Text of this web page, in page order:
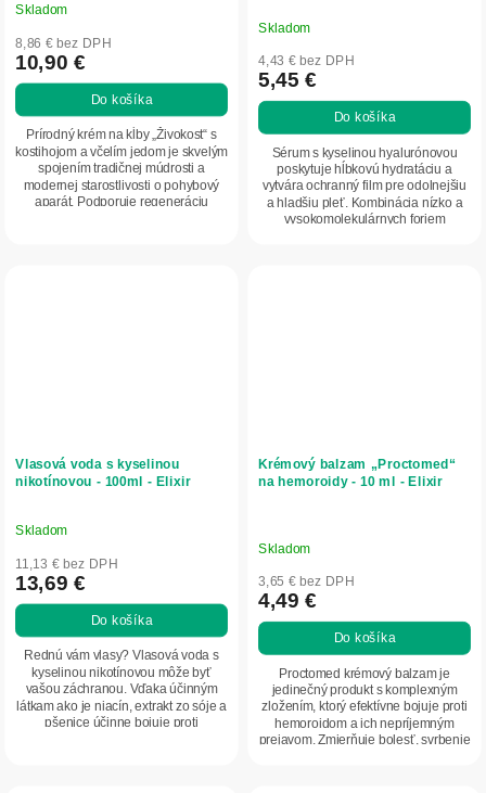
Priemerné
hodnotenie
produktu
je
5,0
5
hviezdičiek.
Skladom
8,86 € bez DPH
10,90 €
Do košíka
Prírodný krém na kĺby „Živokost“ s
kostihojom a včelím jedom je skvelým
spojením tradičnej múdrosti a
modernej starostlivosti o pohybový
aparát. Podporuje regeneráciu
Skladom
4,43 € bez DPH
5,45 €
Do košíka
Sérum s kyselinou hyalurónovou
poskytuje hĺbkovú hydratáciu a
vytvára ochranný film pre odolnejšiu
a hladšiu pleť. Kombinácia nízko a
vysokomolekulárnych foriem
Vlasová voda s kyselinou
nikotínovou - 100ml - Elixir
Priemerné
hodnotenie
produktu
je
5,0
hviezdičiek.
Skladom
11,13 € bez DPH
13,69 €
Do košíka
Rednú vám vlasy? Vlasová voda s
kyselinou nikotínovou môže byť
vašou záchranou. Vďaka účinným
látkam ako je niacín, extrakt zo sóje a
pšenice účinne bojuje proti
Krémový balzam „Proctomed“
na hemoroidy - 10 ml - Elixir
Skladom
3,65 € bez DPH
4,49 €
Do košíka
Proctomed krémový balzam je
jedinečný produkt s komplexným
zložením, ktorý efektívne bojuje proti
hemoroidom a ich nepríjemným
prejavom. Zmierňuje bolesť, svrbenie